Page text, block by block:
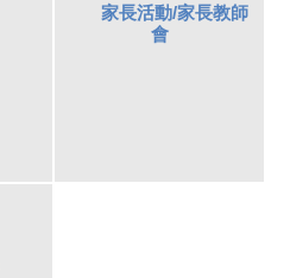
家長活動/家長教師
會